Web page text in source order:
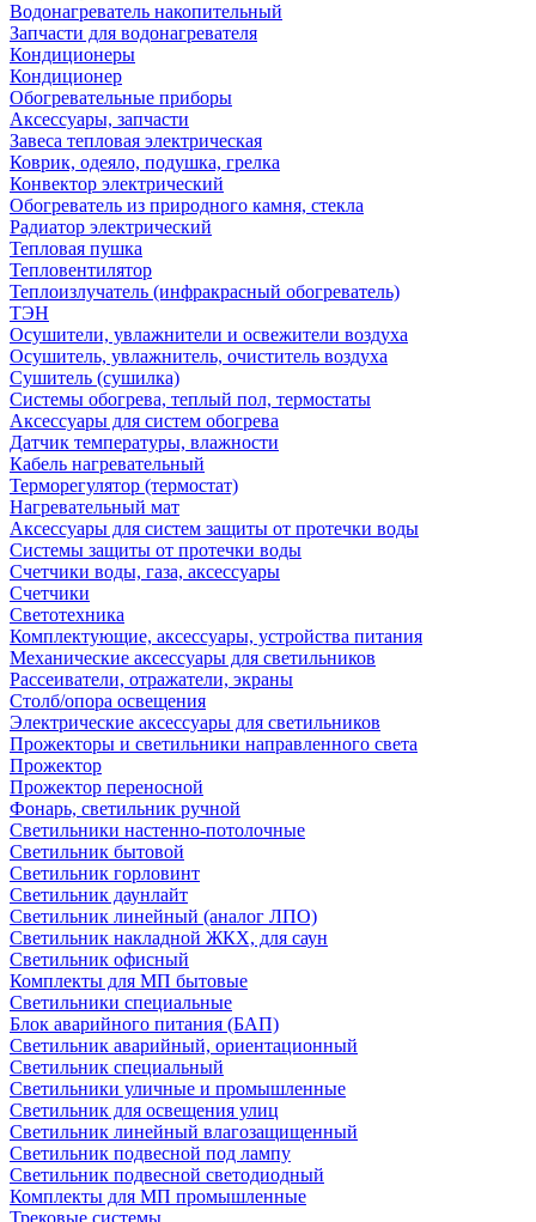
Водонагреватель накопительный
Запчасти для водонагревателя
Кондиционеры
Кондиционер
Обогревательные приборы
Аксессуары, запчасти
Завеса тепловая электрическая
Коврик, одеяло, подушка, грелка
Конвектор электрический
Обогреватель из природного камня, стекла
Радиатор электрический
Тепловая пушка
Тепловентилятор
Теплоизлучатель (инфракрасный обогреватель)
ТЭН
Осушители, увлажнители и освежители воздуха
Осушитель, увлажнитель, очиститель воздуха
Сушитель (сушилка)
Системы обогрева, теплый пол, термостаты
Аксессуары для систем обогрева
Датчик температуры, влажности
Кабель нагревательный
Терморегулятор (термостат)
Нагревательный мат
Аксессуары для систем защиты от протечки воды
Системы защиты от протечки воды
Счетчики воды, газа, аксессуары
Счетчики
Светотехника
Комплектующие, аксессуары, устройства питания
Механические аксессуары для светильников
Рассеиватели, отражатели, экраны
Столб/опора освещения
Электрические аксессуары для светильников
Прожекторы и светильники направленного света
Прожектор
Прожектор переносной
Фонарь, светильник ручной
Светильники настенно-потолочные
Светильник бытовой
Светильник горловинт
Светильник даунлайт
Светильник линейный (аналог ЛПО)
Светильник накладной ЖКХ, для саун
Светильник офисный
Комплекты для МП бытовые
Светильники специальные
Блок аварийного питания (БАП)
Светильник аварийный, ориентационный
Светильник специальный
Светильники уличные и промышленные
Светильник для освещения улиц
Светильник линейный влагозащищенный
Светильник подвесной под лампу
Светильник подвесной светодиодный
Комплекты для МП промышленные
Трековые системы